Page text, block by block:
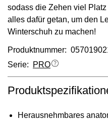
sodass die Zehen viel
alles dafür getan, um den
Winterschuh zu machen!
Produktnummer:
Serie:
PRO
Herausnehmbares